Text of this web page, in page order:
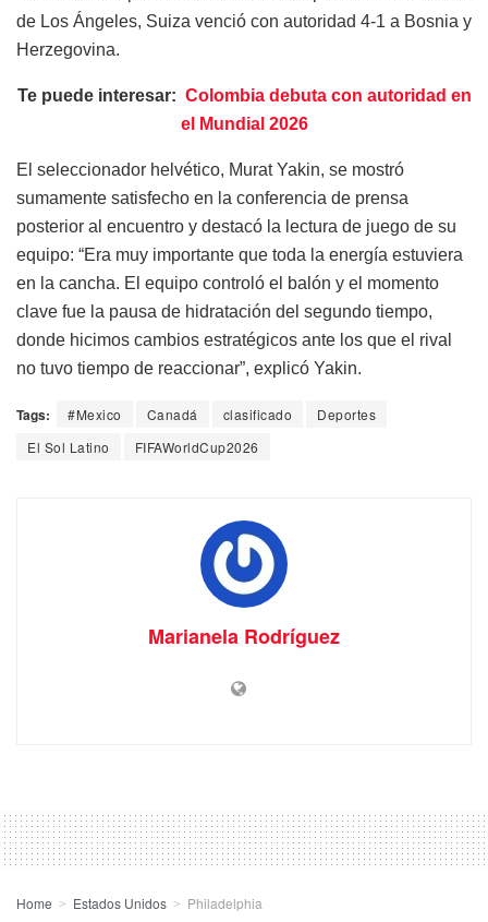
de Los Ángeles, Suiza venció con autoridad 4-1 a Bosnia y
Herzegovina.
Te puede interesar: Colombia debuta con autoridad en
el Mundial 2026
El seleccionador helvético, Murat Yakin, se mostró
sumamente satisfecho en la conferencia de prensa
posterior al encuentro y destacó la lectura de juego de su
equipo: “Era muy importante que toda la energía estuviera
en la cancha. El equipo controló el balón y el momento
clave fue la pausa de hidratación del segundo tiempo,
donde hicimos cambios estratégicos ante los que el rival
no tuvo tiempo de reaccionar”, explicó Yakin.
Tags: #Mexico Canadá clasificado
Deportes
El Sol Latino
FIFAWorldCup2026
Marianela Rodríguez
Home Estados Unidos Philadelphia